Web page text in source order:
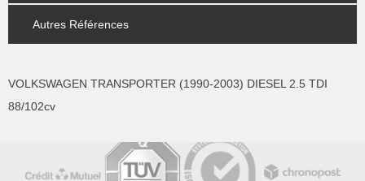
Autres Références
VOLKSWAGEN TRANSPORTER (1990-2003) DIESEL 2.5 TDI
88/102cv